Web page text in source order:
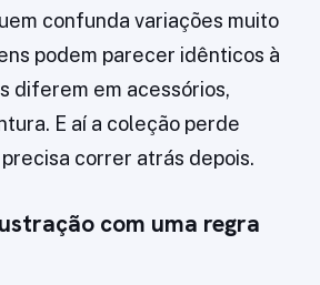
confunda variações muito
podem parecer idênticos à
diferem em acessórios,
E aí a coleção perde
correr atrás depois.
com uma regra